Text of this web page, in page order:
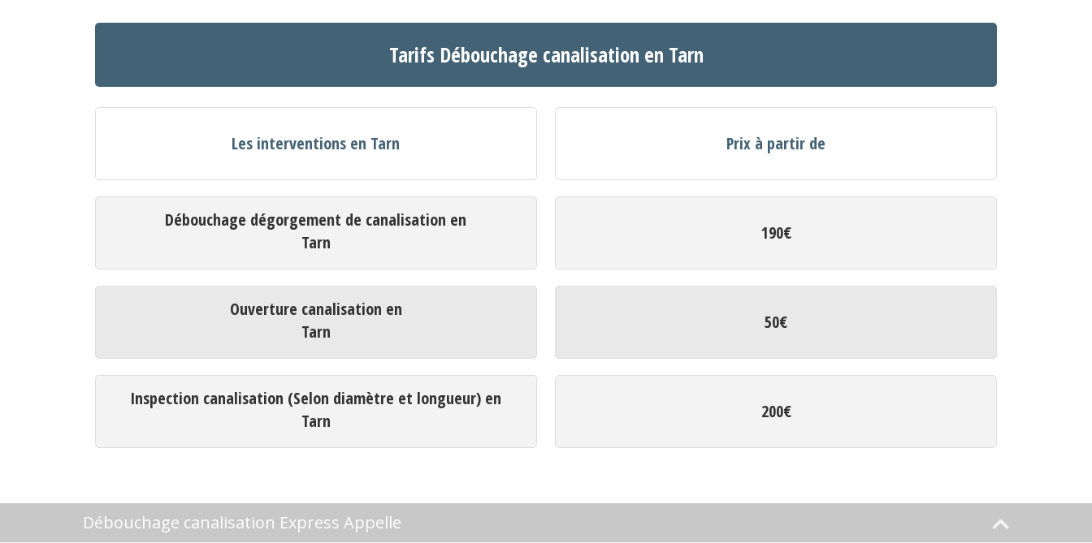
Tarifs Débouchage canalisation en Tarn
Les interventions en Tarn Prix à partir de
Débouchage dégorgement de canalisation en
Tarn
190€
Ouverture canalisation en
Tarn
50€
Inspection canalisation (Selon diamètre et longueur) en
Tarn
200€
Débouchage canalisation Express Appelle